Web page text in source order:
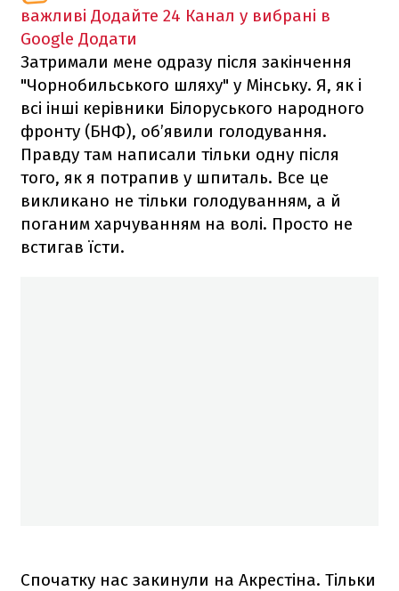
важливі Додайте 24 Канал у вибрані в
Google Додати
Затримали мене одразу після закінчення
"Чорнобильського шляху" у Мінську. Я, як і
всі інші керівники Білоруського народного
фронту (БНФ), об’явили голодування.
Правду там написали тільки одну після
того, як я потрапив у шпиталь. Все це
викликано не тільки голодуванням, а й
поганим харчуванням на волі. Просто не
встигав їсти.
Спочатку нас закинули на Акрестіна. Тільки